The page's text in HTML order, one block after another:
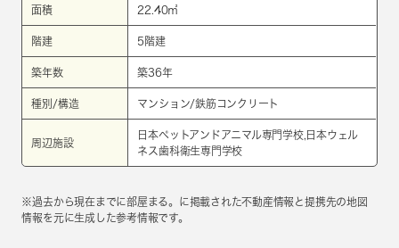
面積 22.40㎡
階建 5階建
築年数 築36年
種別/構造 マンション/鉄筋コンクリート
周辺施設
日本ペットアンドアニマル専門学校,日本ウェル
ネス歯科衛生専門学校
※過去から現在までに部屋まる。に掲載された不動産情報と提携先の地図
情報を元に生成した参考情報です。